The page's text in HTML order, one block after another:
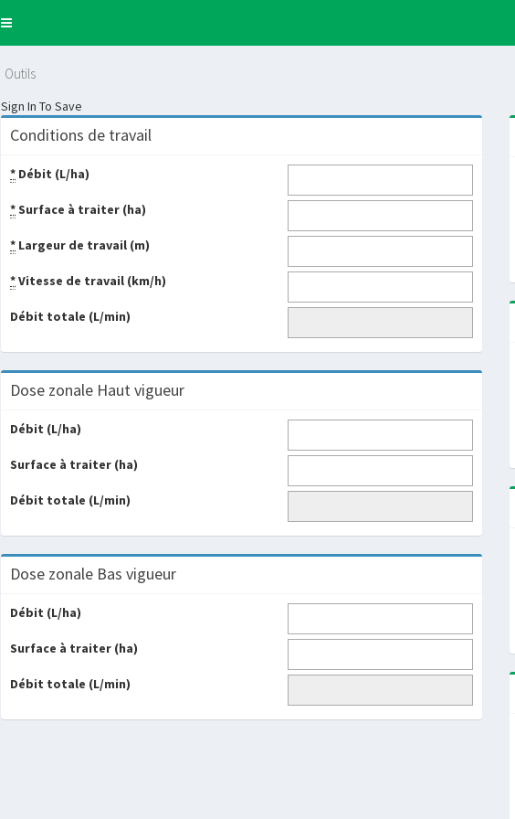
Toggle
Outils
Sign In To Save
Conditions de travail
* Débit (L/ha)
*Surface à traiter (ha)
* Largeur de travail (m)
*Vitesse de travail (km/h)
Débit totale (L/min)
Dose zonale Haut vigueur
Débit (L/ha)
Surface à traiter (ha)
Débit totale (L/min)
Dose zonale Bas vigueur
Débit (L/ha)
Surface à traiter (ha)
Débit totale (L/min)